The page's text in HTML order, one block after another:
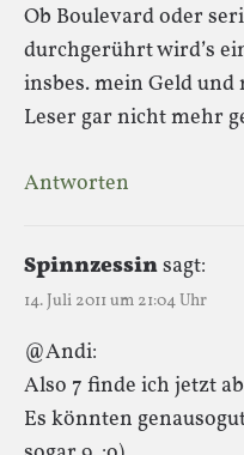
Ob Boulevard oder
durchgerührt wird’s
insbes. mein Geld und
Leser gar nicht mehr
Antworten
Spinnzessinsagt:
14. Juli 2011 um 21:04 Uhr
@Andi:
Also 7 finde ich jetzt
Es könnten